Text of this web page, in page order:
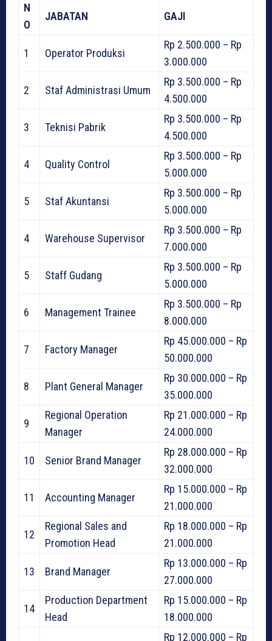
N
O
JABATAN GAJI
1 Operator Produksi
Rp 2.500.000 – Rp
3.000.000
2 Staf Administrasi Umum
Rp 3.500.000 – Rp
4.500.000
3 Teknisi Pabrik
Rp 3.500.000 – Rp
4.500.000
4 Quality Control
Rp 3.500.000 – Rp
5.000.000
5 Staf Akuntansi
Rp 3.500.000 – Rp
5.000.000
4 Warehouse Supervisor
Rp 3.500.000 – Rp
7.000.000
5 Staff Gudang
Rp 3.500.000 – Rp
5.000.000
6 Management Trainee
Rp 3.500.000 – Rp
8.000.000
7 Factory Manager
Rp 45.000.000 – Rp
50.000.000
8 Plant General Manager
Rp 30.000.000 – Rp
35.000.000
9
Regional Operation
Manager
Rp 21.000.000 – Rp
24.000.000
10 Senior Brand Manager
Rp 28.000.000 – Rp
32.000.000
11 Accounting Manager
Rp 15.000.000 – Rp
21.000.000
12
Regional Sales and
Promotion Head
Rp 18.000.000 – Rp
21.000.000
13 Brand Manager
Rp 13.000.000 – Rp
27.000.000
14
Production Department
Head
Rp 15.000.000 – Rp
18.000.000
Rp 12.000.000 – Rp